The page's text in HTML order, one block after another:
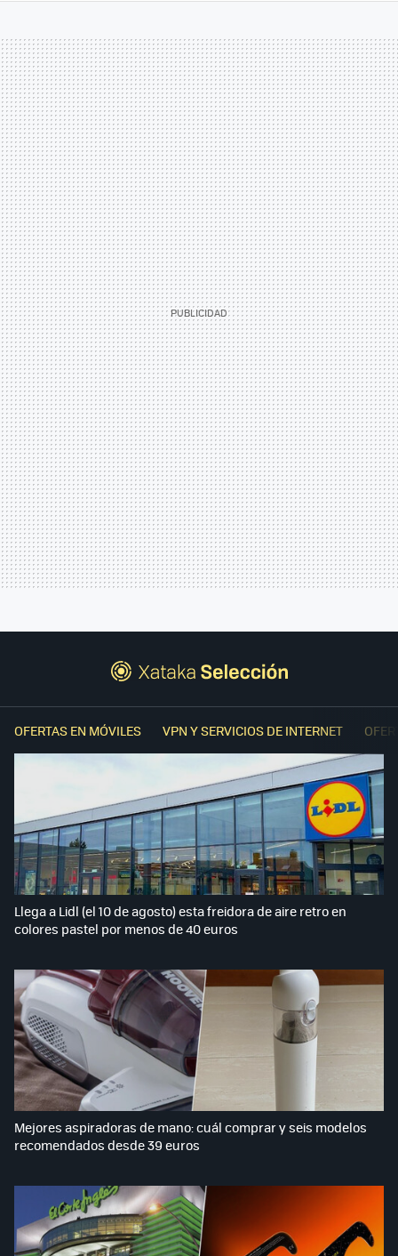
OFERTAS EN MÓVILES VPN Y SERVICIOS DE INTERNET
Llega a Lidl (el 10 de agosto) esta freidora de aire retro en
colores pastel por menos de 40 euros
Mejores aspiradoras de mano: cuál comprar y seis modelos
recomendados desde 39 euros